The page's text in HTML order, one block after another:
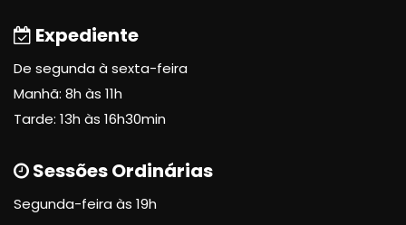
Expediente
De segunda à sexta-feira
Manhã: 8h às 11h
Tarde: 13h às 16h30min
Sessões Ordinárias
Segunda-feira às 19h